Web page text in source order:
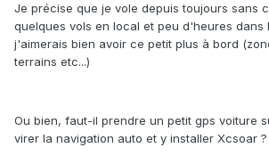
Je précise que je vole depuis toujours sans
quelques vols en local et peu d'heures dans
j'aimerais bien avoir ce petit plus à bord
terrains etc...)
Ou bien, faut-il prendre un petit gps voiture
virer la navigation auto et y installer Xcsoar ?